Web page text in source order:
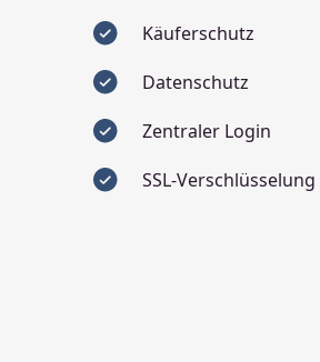
Käuferschutz
Datenschutz
Zentraler Login
SSL-Verschlüsselung